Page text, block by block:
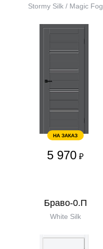
Stormy Silk / Magic Fog
НА ЗАКАЗ
5 970 ₽
Браво-0.П
White Silk